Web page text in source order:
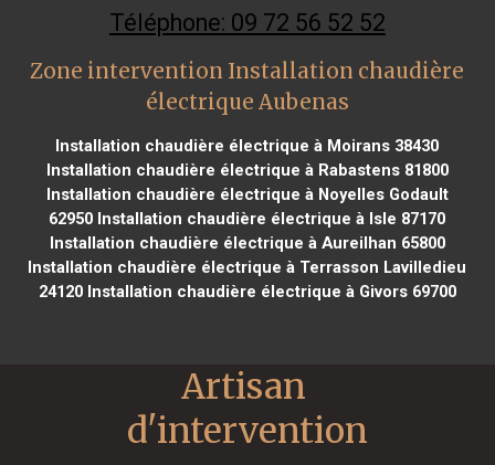
Téléphone: 09 72 56 52 52
Zone intervention Installation chaudière
électrique Aubenas
Installation chaudière électrique à Moirans 38430
Installation chaudière électrique à Rabastens 81800
Installation chaudière électrique à Noyelles Godault
62950 Installation chaudière électrique à Isle 87170
Installation chaudière électrique à Aureilhan 65800
Installation chaudière électrique à Terrasson Lavilledieu
24120Installation chaudière électrique à Givors 69700
Artisan
d'intervention